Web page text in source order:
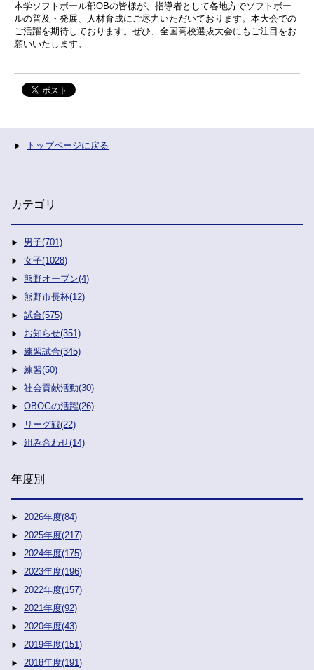
本学ソフトボール部OBの皆様が、指導者として各地方でソフトボー
ルの普及・発展、人材育成にご尽力いただいております。本大会での
ご活躍を期待しております。ぜひ、全国高校選抜大会にもご注目をお
願いいたします。
トップページに戻る
カテゴリ
男子(701)
女子(1028)
熊野オープン(4)
熊野市長杯(12)
試合(575)
お知らせ(351)
練習試合(345)
練習(50)
社会貢献活動(30)
OBOGの活躍(26)
リーグ戦(22)
組み合わせ(14)
年度別
2026年度(84)
2025年度(217)
2024年度(175)
2023年度(196)
2022年度(157)
2021年度(92)
2020年度(43)
2019年度(151)
2018年度(191)